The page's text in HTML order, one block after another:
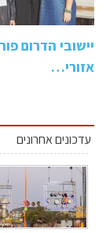
יישובי הדרום
אזורי…
עדכונים אחרונים